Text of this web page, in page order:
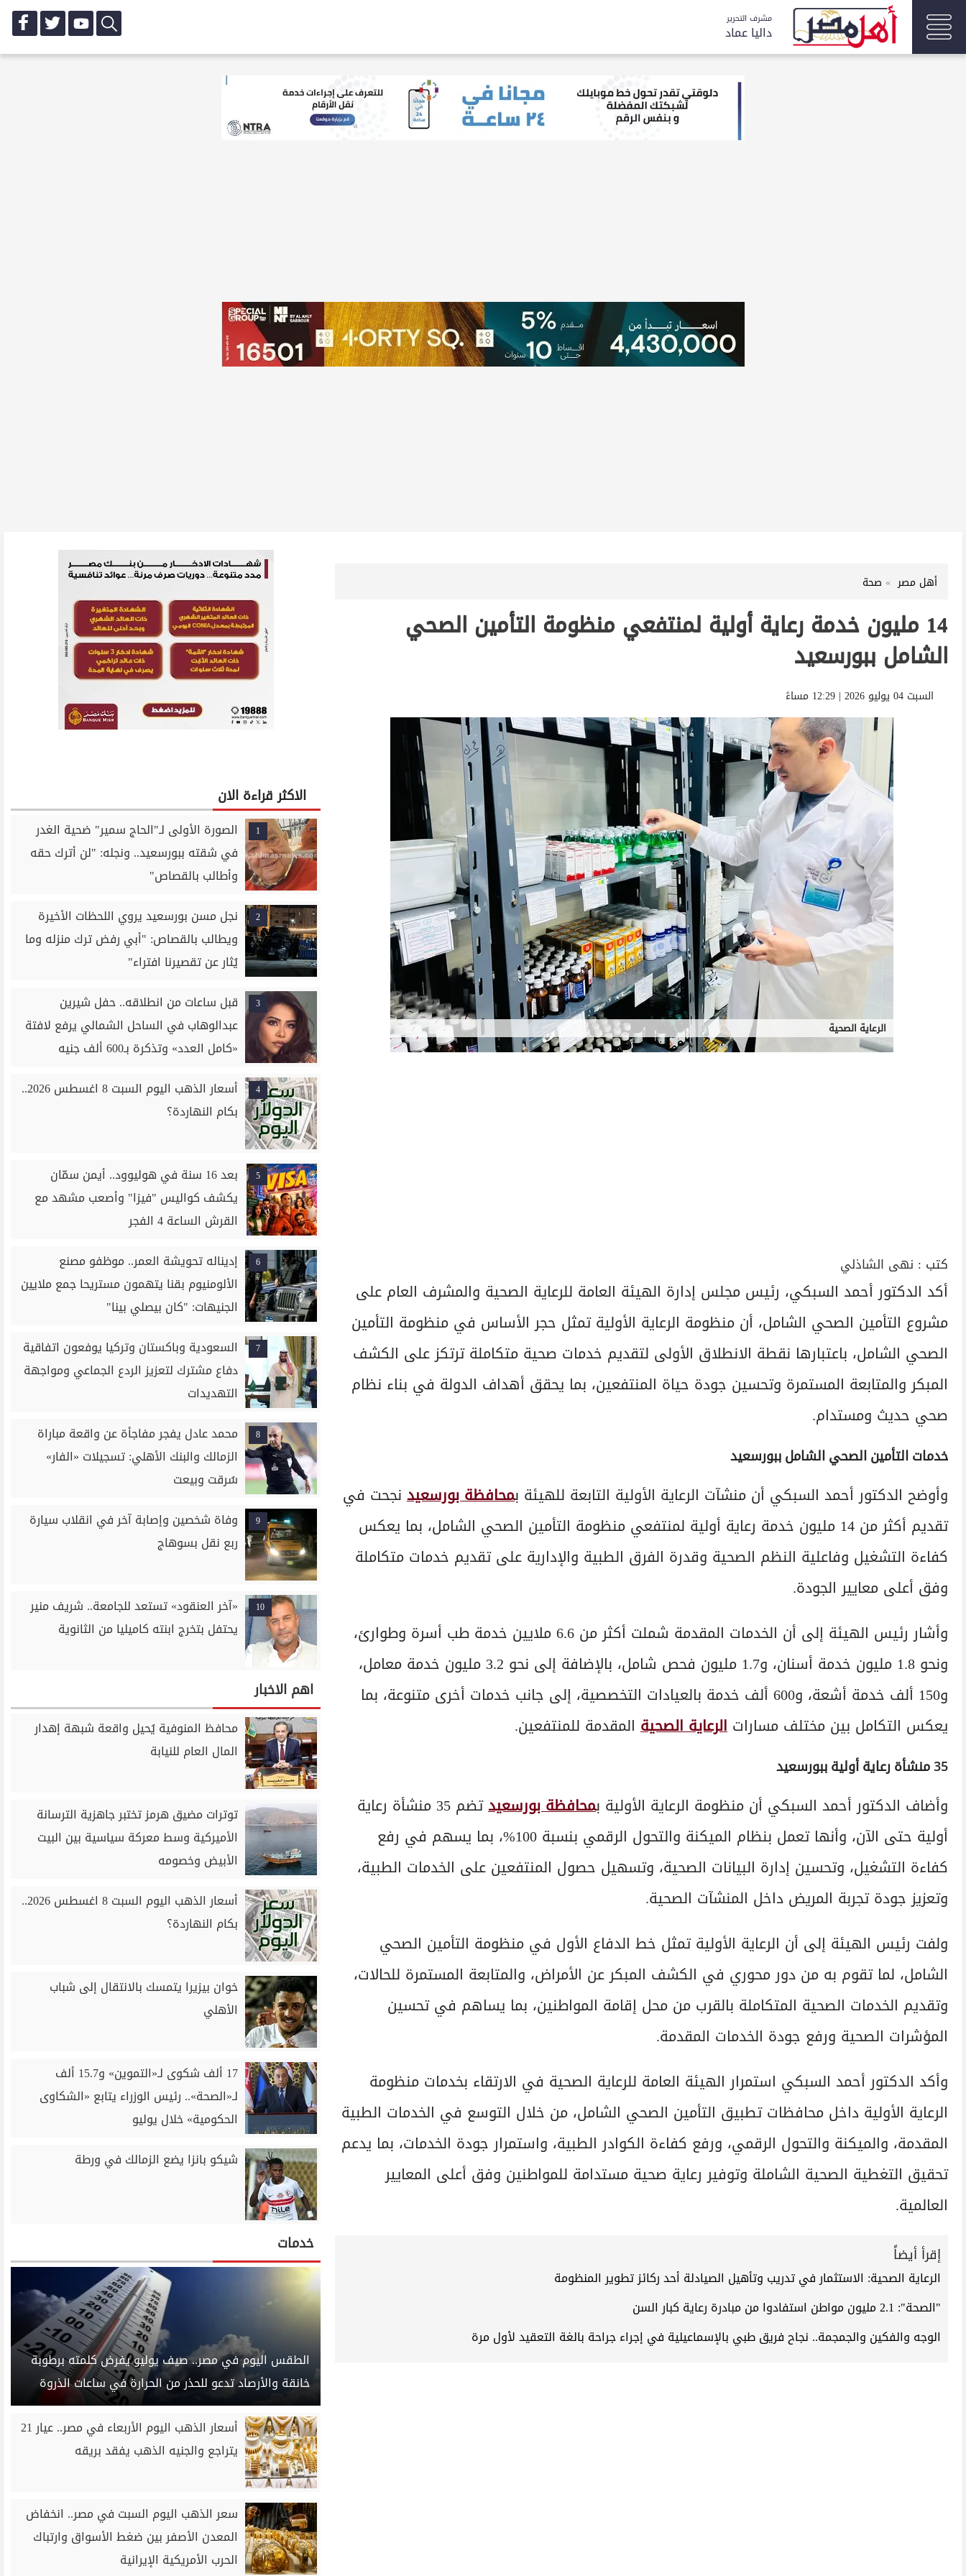
مشرف التحرير
داليا عماد
أهل مصر صحة
14 مليون خدمة رعاية أولية لمنتفعي منظومة التأمين الصحي
الشامل ببورسعيد
السبت 04 يوليو 2026 | 12:29 مساءً
الرعاية الصحية
كتب : نهى الشاذلي
أكد الدكتور أحمد السبكي، رئيس مجلس إدارة الهيئة العامة للرعاية الصحية والمشرف العام على
مشروع التأمين الصحي الشامل، أن منظومة الرعاية الأولية تمثل حجر الأساس في منظومة التأمين
الصحي الشامل، باعتبارها نقطة الانطلاق الأولى لتقديم خدمات صحية متكاملة ترتكز على الكشف
المبكر والمتابعة المستمرة وتحسين جودة حياة المنتفعين، بما يحقق أهداف الدولة في بناء نظام
صحي حديث ومستدام.
خدمات التأمين الصحي الشامل ببورسعيد
وأوضح الدكتور أحمد السبكي أن منشآت الرعاية الأولية التابعة للهيئة بمحافظة بورسعيد نجحت في
تقديم أكثر من 14 مليون خدمة رعاية أولية لمنتفعي منظومة التأمين الصحي الشامل، بما يعكس
كفاءة التشغيل وفاعلية النظم الصحية وقدرة الفرق الطبية والإدارية على تقديم خدمات متكاملة
وفق أعلى معايير الجودة.
وأشار رئيس الهيئة إلى أن الخدمات المقدمة شملت أكثر من 6.6 ملايين خدمة طب أسرة وطوارئ،
ونحو 1.8 مليون خدمة أسنان، و1.7 مليون فحص شامل، بالإضافة إلى نحو 3.2 مليون خدمة معامل،
و150 ألف خدمة أشعة، و600 ألف خدمة بالعيادات التخصصية، إلى جانب خدمات أخرى متنوعة، بما
يعكس التكامل بين مختلف مسارات الرعاية الصحية المقدمة للمنتفعين.
35 منشأة رعاية أولية ببورسعيد
وأضاف الدكتور أحمد السبكي أن منظومة الرعاية الأولية بمحافظة بورسعيد
تضم 35 منشأة رعاية
أولية حتى الآن، وأنها تعمل بنظام الميكنة والتحول الرقمي بنسبة 100%، بما يسهم في رفع
كفاءة التشغيل، وتحسين إدارة البيانات الصحية، وتسهيل حصول المنتفعين على الخدمات الطبية،
وتعزيز جودة تجربة المريض داخل المنشآت الصحية.
ولفت رئيس الهيئة إلى أن الرعاية الأولية تمثل خط الدفاع الأول في منظومة التأمين الصحي
الشامل، لما تقوم به من دور محوري في الكشف المبكر عن الأمراض، والمتابعة المستمرة للحالات،
وتقديم الخدمات الصحية المتكاملة بالقرب من محل إقامة المواطنين، بما يساهم في تحسين
المؤشرات الصحية ورفع جودة الخدمات المقدمة.
وأكد الدكتور أحمد السبكي استمرار الهيئة العامة للرعاية الصحية في الارتقاء بخدمات منظومة
الرعاية الأولية داخل محافظات تطبيق التأمين الصحي الشامل، من خلال التوسع في الخدمات الطبية
المقدمة، والميكنة والتحول الرقمي، ورفع كفاءة الكوادر الطبية، واستمرار جودة الخدمات، بما يدعم
تحقيق التغطية الصحية الشاملة وتوفير رعاية صحية مستدامة للمواطنين وفق أعلى المعايير
العالمية.
إقرأ أيضاً
الرعاية الصحية: الاستثمار في تدريب وتأهيل الصيادلة أحد ركائز تطوير المنظومة
"الصحة": 2.1 مليون مواطن استفادوا من مبادرة رعاية كبار السن
الوجه والفكين والجمجمة.. نجاح فريق طبي بالإسماعيلية في إجراء جراحة بالغة التعقيد لأول مرة
الاكثر قراءة الان
1
الصورة الأولى لـ"الحاج سمير" ضحية الغدر
في شقته ببورسعيد.. ونجله: "لن أترك حقه
وأطالب بالقصاص"
2
نجل مسن بورسعيد يروي اللحظات الأخيرة
ويطالب بالقصاص: "أبي رفض ترك منزله وما
يُثار عن تقصيرنا افتراء"
3
قبل ساعات من انطلاقه.. حفل شيرين
عبدالوهاب في الساحل الشمالي يرفع لافتة
«كامل العدد» وتذكرة بـ600 ألف جنيه
4
أسعار الذهب اليوم السبت 8 اغسطس 2026..
بكام النهاردة؟
5
بعد 16 سنة في هوليوود.. أيمن سمّان
يكشف كواليس "فيزا" وأصعب مشهد مع
القرش الساعة 4 الفجر
6
إديناله تحويشة العمر.. موظفو مصنع
الألومنيوم بقنا يتهمون مستريحا جمع ملايين
الجنيهات: "كان بيصلي بينا"
7
السعودية وباكستان وتركيا يوفعون اتفاقية
دفاع مشترك لتعزيز الردع الجماعي ومواجهة
التهديدات
8
محمد عادل يفجر مفاجأة عن واقعة مباراة
الزمالك والبنك الأهلي: تسجيلات «الفار»
سُرقت وبيعت
9
وفاة شخصين وإصابة آخر في انقلاب سيارة
ربع نقل بسوهاج
10
«آخر العنقود» تستعد للجامعة.. شريف منير
يحتفل بتخرج ابنته كاميليا من الثانوية
اهم الاخبار
محافظ المنوفية يُحيل واقعة شبهة إهدار
المال العام للنيابة
توترات مضيق هرمز تختبر جاهزية الترسانة
الأميركية وسط معركة سياسية بين البيت
الأبيض وخصومه
أسعار الذهب اليوم السبت 8 اغسطس 2026..
بكام النهاردة؟
خوان بيزيرا يتمسك بالانتقال إلى شباب
الأهلي
17 ألف شكوى لـ«التموين» و15.7 ألف
لـ«الصحة».. رئيس الوزراء يتابع «الشكاوى
الحكومية» خلال يوليو
شيكو بانزا يضع الزمالك في ورطة
خدمات
الطقس اليوم في مصر.. صيف يوليو يفرض كلمته برطوبة
خانقة والأرصاد تدعو للحذر من الحرارة في ساعات الذروة
أسعار الذهب اليوم الأربعاء في مصر.. عيار 21
يتراجع والجنيه الذهب يفقد بريقه
سعر الذهب اليوم السبت في مصر.. انخفاض
المعدن الأصفر بين ضغط الأسواق وارتباك
الحرب الأمريكية الإيرانية